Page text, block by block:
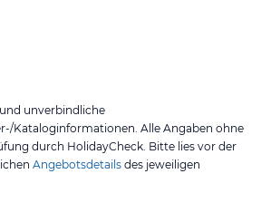
unverbindliche
Kataloginformationen. Alle Angaben ohne
durch HolidayCheck. Bitte lies vor der
Angebotsdetails des jeweiligen